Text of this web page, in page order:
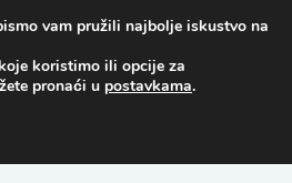
vam pružili najbolje iskustvo na
koristimo ili opcije za
pronaći u postavkama.